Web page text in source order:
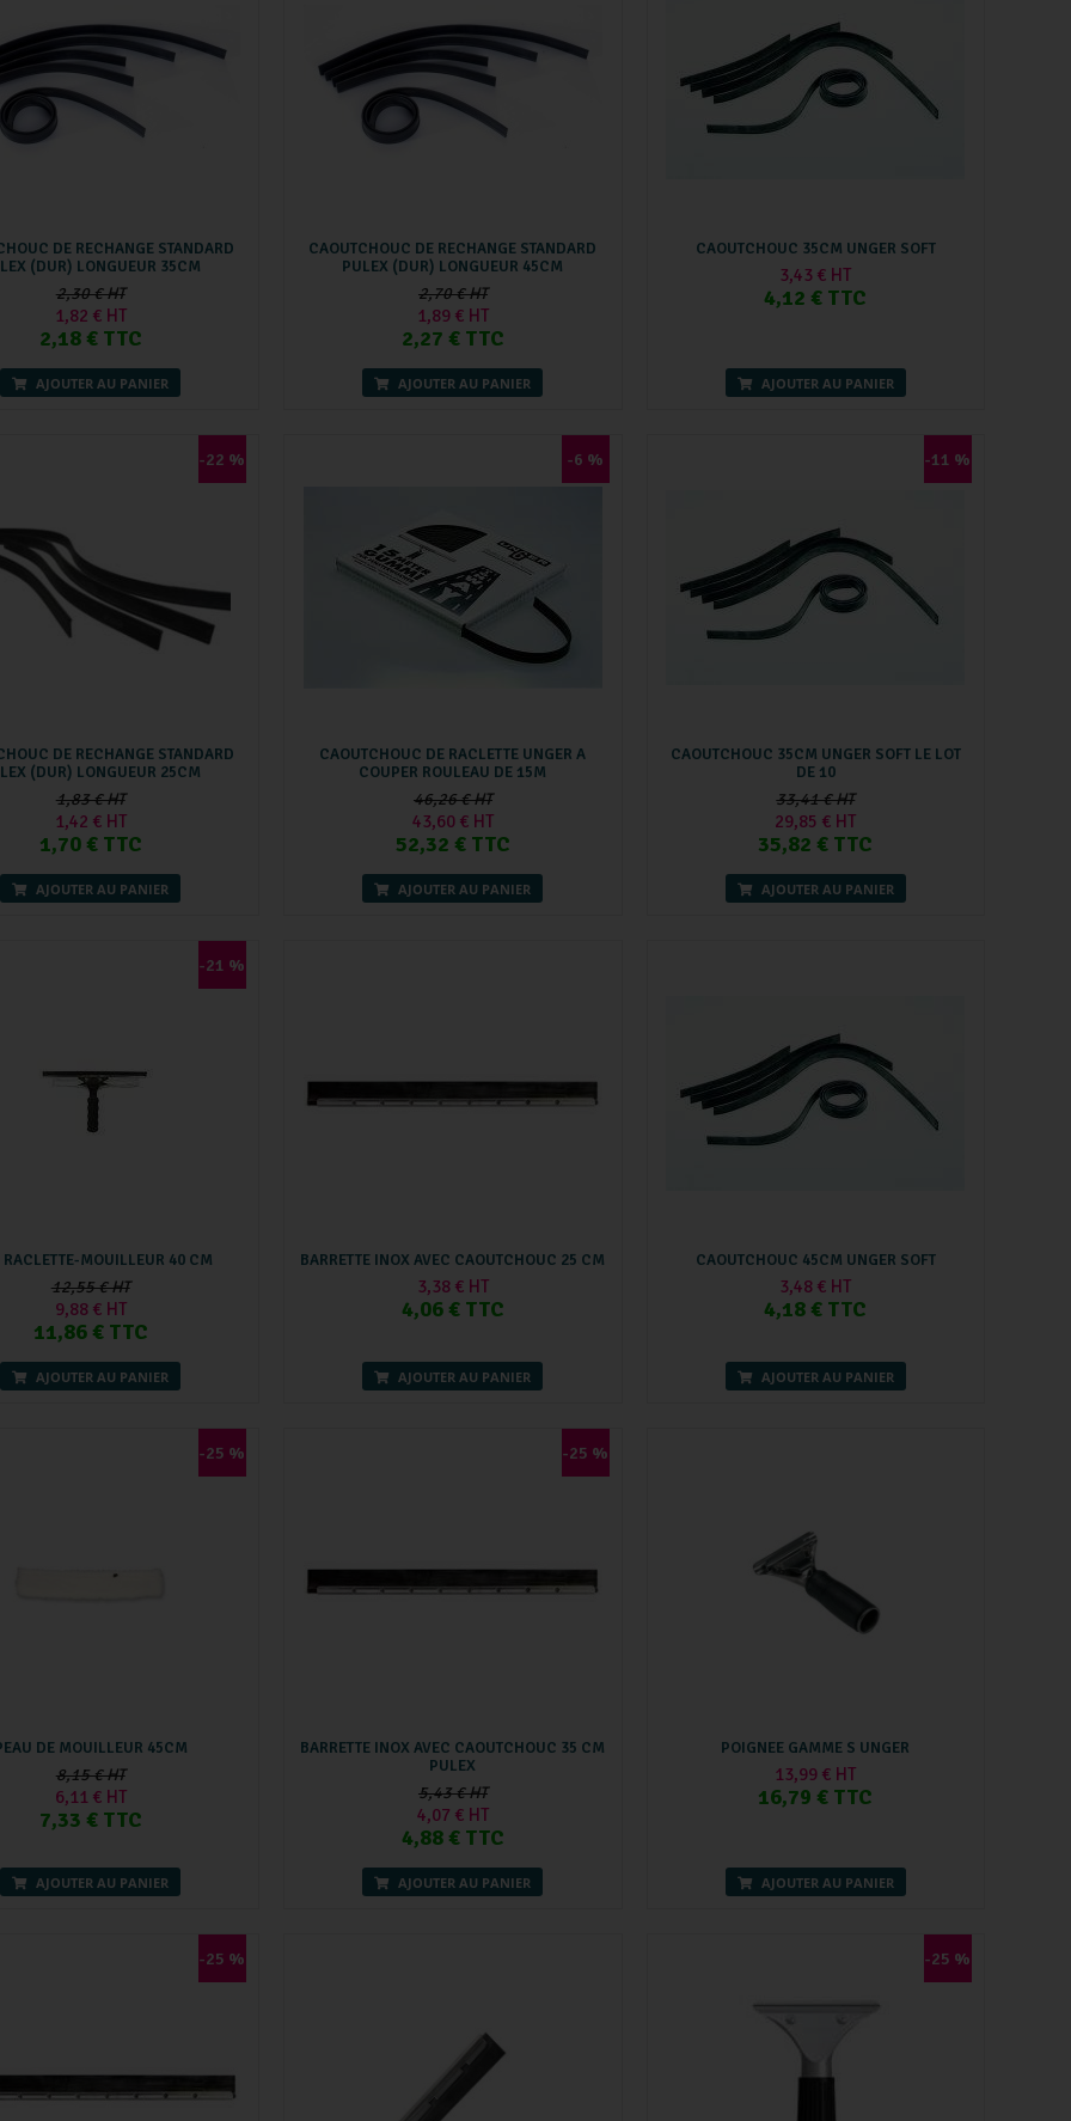
DE RECHANGE STANDARD
(DUR) LONGUEUR 35CM
2,30 € HT
1,82 € HT
2,18 € TTC
AJOUTER AU PANIER
CAOUTCHOUC DE RECHANGE STANDARD
PULEX (DUR) LONGUEUR 45CM
2,70 € HT
1,89 € HT
2,27 € TTC
AJOUTER AU PANIER
CAOUTCHOUC 35CM UNGER SOFT
3,43 € HT
4,12 € TTC
AJOUTER AU PANIER
-22 %
DE RECHANGE STANDARD
(DUR) LONGUEUR 25CM
1,83 € HT
1,42 € HT
1,70 € TTC
AJOUTER AU PANIER
-6 %
CAOUTCHOUC DE RACLETTE UNGER A
COUPER ROULEAU DE 15M
46,26 € HT
43,60 € HT
52,32 € TTC
AJOUTER AU PANIER
-11 %
CAOUTCHOUC 35CM UNGER SOFT LE LOT
DE 10
33,41 € HT
29,85 € HT
35,82 € TTC
AJOUTER AU PANIER
-21 %
MOUILLEUR 40 CM
12,55 € HT
9,88 € HT
11,86 € TTC
AJOUTER AU PANIER
BARRETTE INOX AVEC CAOUTCHOUC 25 CM
3,38 € HT
4,06 € TTC
AJOUTER AU PANIER
CAOUTCHOUC 45CM UNGER SOFT
3,48 € HT
4,18 € TTC
AJOUTER AU PANIER
-25 %
DE MOUILLEUR 45CM
8,15 € HT
6,11 € HT
7,33 € TTC
AJOUTER AU PANIER
-25 %
BARRETTE INOX AVEC CAOUTCHOUC 35 CM
PULEX
5,43 € HT
4,07 € HT
4,88 € TTC
AJOUTER AU PANIER
POIGNEE GAMME S UNGER
13,99 € HT
16,79 € TTC
AJOUTER AU PANIER
-25 % -25 %